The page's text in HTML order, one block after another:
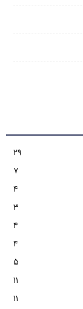
۲۹
۷
۴
۳
۴
۴
۵
۱۱
۱۱